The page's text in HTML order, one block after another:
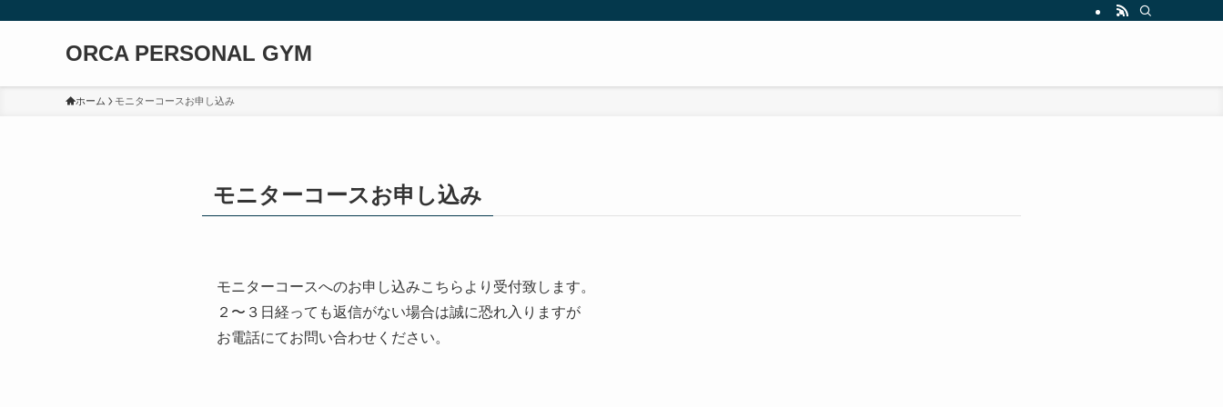
ORCA PERSONAL GYM
ホーム モニターコースお申し込み
モニターコースお申し込み
モニターコースへのお申し込みこちらより受付致します。
２〜３日経っても返信がない場合は誠に恐れ入りますが
お電話にてお問い合わせください。